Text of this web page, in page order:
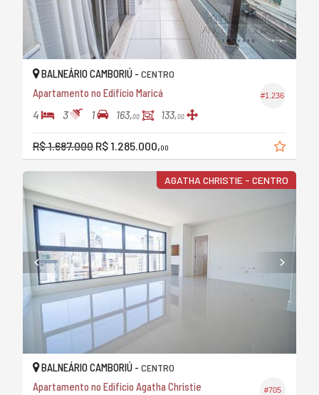
#1.236
BALNEÁRIO CAMBORIÚ - CENTRO
Apartamento no Edifício Maricá
4 3 1 163,00 133,00
R$ 1.687.000 R$ 1.285.000,00
AGATHA CHRISTIE - CENTRO
#705
BALNEÁRIO CAMBORIÚ - CENTRO
Apartamento no Edifício Agatha Christie